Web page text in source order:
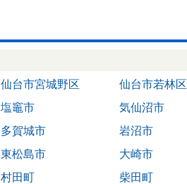
仙台市宮城野区
仙台市若林区
塩竈市
気仙沼市
多賀城市
岩沼市
東松島市
大崎市
村田町
柴田町